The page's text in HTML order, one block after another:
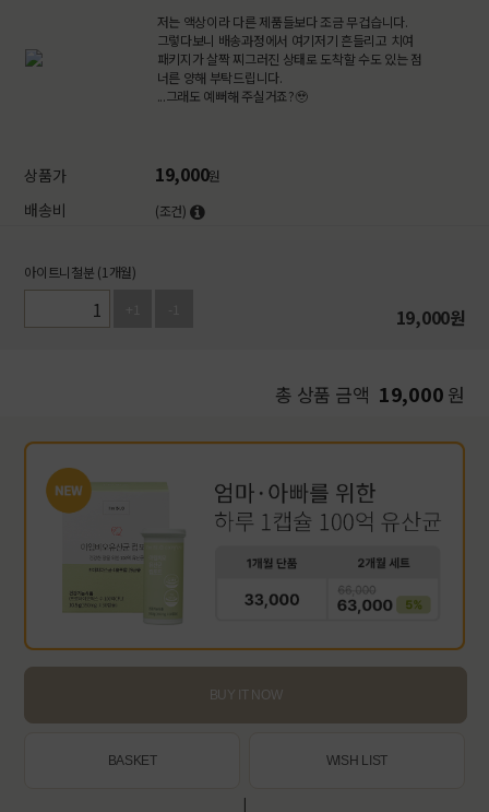
저는 액상이라 다른 제품들보다 조금 무겁습니다.
그렇다보니 배송과정에서 여기저기 흔들리고 치여
패키지가 살짝 찌그러진 상태로 도착할 수도 있는 점
너른 양해 부탁드립니다.
...그래도 예뻐해 주실거죠?🥹
상품가 19,000원
배송비 (조건)
아이트니철분 (1개월)
19,000원
총 상품 금액 19,000 원
BUY IT NOW
BASKET WISH LIST
|